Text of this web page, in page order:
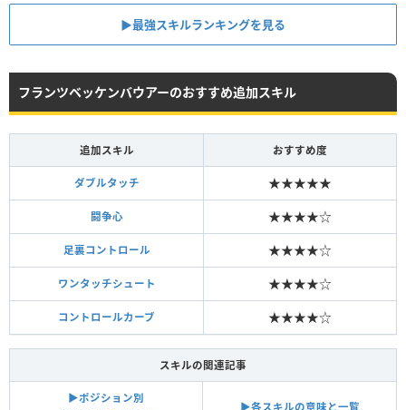
▶︎最強スキルランキングを見る
フランツベッケンバウアーのおすすめ追加スキル
追加スキル おすすめ度
ダブルタッチ ★★★★★
闘争心 ★★★★☆
足裏コントロール ★★★★☆
ワンタッチシュート ★★★★☆
コントロールカーブ ★★★★☆
スキルの関連記事
▶︎ポジション別
▶︎各スキルの意味と一覧